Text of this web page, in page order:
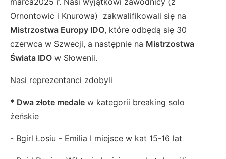
Ornontowic i Knurowa) zakwalifikowali się na
Mistrzostwa Europy IDO, które odbędą się 30
czerwca w Szwecji, a następnie na Mistrzostwa
Świata IDO w Słowenii.
Nasi reprezentanci zdobyli
* Dwa złote medale w kategorii breaking solo
żeńskie
- Bgirl Łosiu - Emilia I miejsce w kat 15-16 lat